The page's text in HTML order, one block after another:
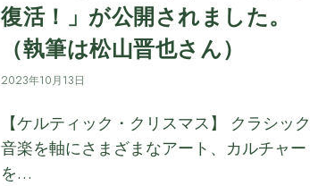
復活！」が公開されました。
（執筆は松山晋也さん）
2023年10月13日
【ケルティック・クリスマス】 クラシック
音楽を軸にさまざまなアート、カルチャー
を…